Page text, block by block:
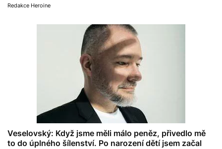
Redakce Heroine
Veselovský: Když jsme měli málo peněz, přivedlo mě
to do úplného šílenství. Po narození dětí jsem začal